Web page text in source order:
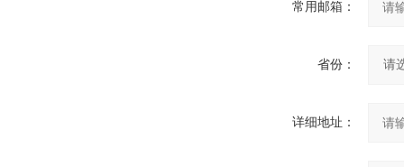
常用邮箱：
省份：
详细地址：